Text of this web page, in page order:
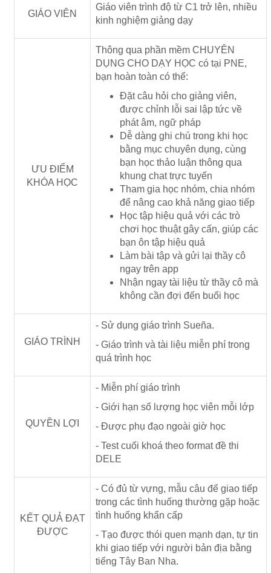
GIÁO VIÊN
Giáo viên trình độ từ C1 trở lên, nhiều
kinh nghiệm giảng dạy
ƯU ĐIỂM
KHÓA HỌC
Thông qua phần mềm CHUYÊN
DỤNG CHO DẠY HỌC có tại PNE,
bạn hoàn toàn có thể:
Đặt câu hỏi cho giảng viên,
được chỉnh lỗi sai lập tức về
phát âm, ngữ pháp
Dễ dàng ghi chú trong khi học
bằng mục chuyên dụng, cùng
bạn học thảo luận thông qua
khung chat trực tuyến
Tham gia học nhóm, chia nhóm
để nâng cao khả năng giao tiếp
Học tập hiệu quả với các trò
chơi học thuật gây cấn, giúp các
bạn ôn tập hiệu quả
Làm bài tập và gửi lại thầy cô
ngay trên app
Nhận ngay tài liệu từ thầy cô mà
không cần đợi đến buổi học
GIÁO TRÌNH
- Sử dụng giáo trình Sueña.
- Giáo trình và tài liệu miễn phí trong
quá trình học
QUYỀN LỢI
- Miễn phí giáo trình
- Giới hạn số lượng học viên mỗi lớp
- Được phụ đạo ngoài giờ học
- Test cuối khoá theo format đề thi
DELE
KẾT QUẢ ĐẠT
ĐƯỢC
- Có đủ từ vựng, mẫu câu để giao tiếp
trong các tình huống thường gặp hoặc
tình huống khẩn cấp
- Tạo được thói quen mạnh dạn, tự tin
khi giao tiếp với người bản địa bằng
tiếng Tây Ban Nha.